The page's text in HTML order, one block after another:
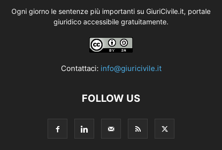
Ogni giorno le sentenze più importanti su GiuriCivile.it, portale
giuridico accessibile gratuitamente.
Contattaci: info@giuricivile.it
FOLLOW US